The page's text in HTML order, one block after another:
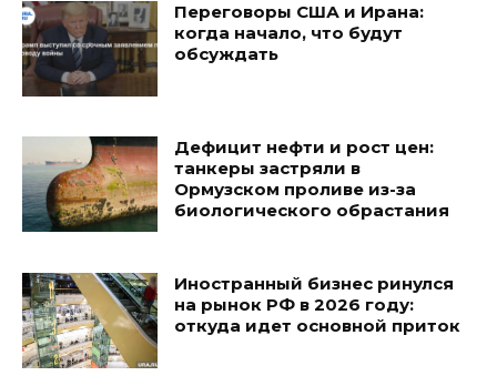
Переговоры США и Ирана:
когда начало, что будут
обсуждать
Дефицит нефти и рост цен:
танкеры застряли в
Ормузском проливе из-за
биологического обрастания
Иностранный бизнес ринулся
на рынок РФ в 2026 году:
откуда идет основной приток